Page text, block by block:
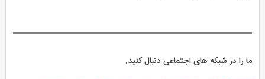
ما را در شبکه های اجتماعی دنبال کنید.